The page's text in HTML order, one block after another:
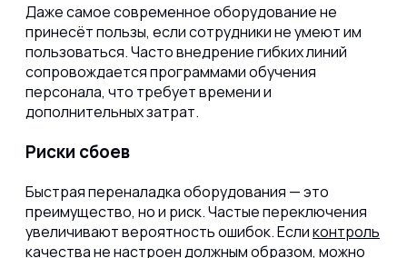
Даже самое современное оборудование не
принесёт пользы, если сотрудники не умеют им
пользоваться. Часто внедрение гибких линий
сопровождается программами обучения
персонала, что требует времени и
дополнительных затрат.
Риски сбоев
Быстрая переналадка оборудования — это
преимущество, но и риск. Частые переключения
увеличивают вероятность ошибок. Есликонтроль
качестване настроен должным образом, можно